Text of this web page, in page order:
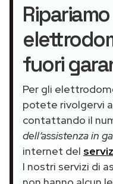
fuori
Per gli
potete rivolgervi
contattando il
dell’assistenza in
internet del
I nostri servizi di